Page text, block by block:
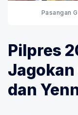
Pasangan
Pilpres
dan